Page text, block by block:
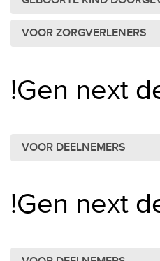
VOOR ZORGVERLENERS
!Gen next
VOOR DEELNEMERS
!Gen next